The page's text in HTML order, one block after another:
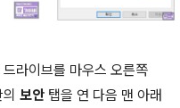
라이브를 마우스 오른쪽
보안 탭을 연 다음 맨 아래